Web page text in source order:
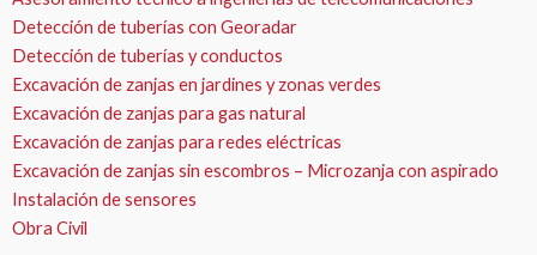
Detección de tuberías con Georadar
Detección de tuberías y conductos
Excavación de zanjas en jardines y zonas verdes
Excavación de zanjas para gas natural
Excavación de zanjas para redes eléctricas
Excavación de zanjas sin escombros – Microzanja con aspirado
Instalación de sensores
Obra Civil